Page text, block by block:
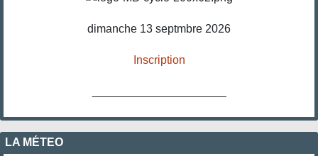
dimanche 13 septmbre 2026
Inscription
LA MÉTEO